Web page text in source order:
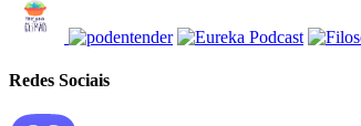
Redes Sociais